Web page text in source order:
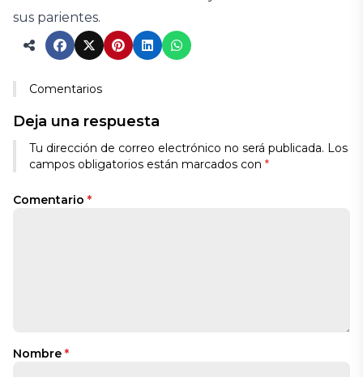
sus parientes.
Comentarios
Deja una respuesta
Tu dirección de correo electrónico no será publicada. Los
campos obligatorios están marcados con *
Comentario *
Nombre *